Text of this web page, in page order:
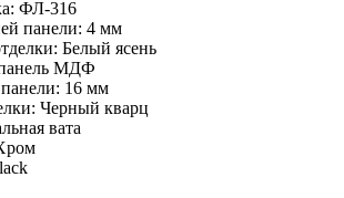
ФЛ-316
панели: 4 мм
Белый ясень
МДФ
16 мм
Черный кварц
вата